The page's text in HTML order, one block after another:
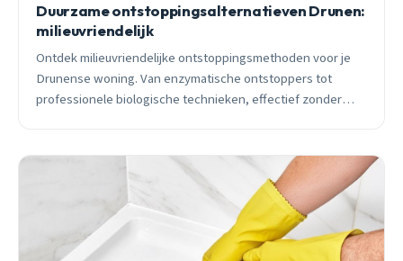
Duurzame ontstoppingsalternatieven Drunen:
milieuvriendelijk
Ontdek milieuvriendelijke ontstoppingsmethoden voor je
Drunense woning. Van enzymatische ontstoppers tot
professionele biologische technieken, effectief zonder